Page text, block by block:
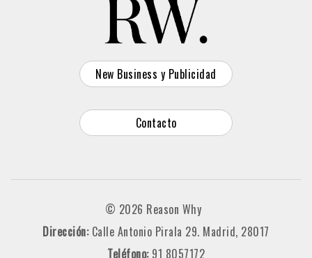
New Business y Publicidad
Contacto
© 2026 Reason Why
Dirección: Calle Antonio Pirala 29. Madrid, 28017
Teléfono: 91 8057172